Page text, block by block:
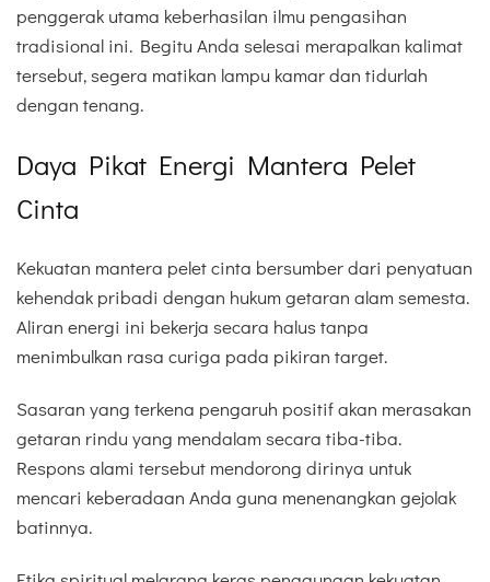
penggerak utama keberhasilan ilmu pengasihan
tradisional ini. Begitu Anda selesai merapalkan kalimat
tersebut, segera matikan lampu kamar dan tidurlah
dengan tenang.
Daya Pikat Energi Mantera Pelet
Cinta
Kekuatan mantera pelet cinta bersumber dari penyatuan
kehendak pribadi dengan hukum getaran alam semesta.
Aliran energi ini bekerja secara halus tanpa
menimbulkan rasa curiga pada pikiran target.
Sasaran yang terkena pengaruh positif akan merasakan
getaran rindu yang mendalam secara tiba-tiba.
Respons alami tersebut mendorong dirinya untuk
mencari keberadaan Anda guna menenangkan gejolak
batinnya.